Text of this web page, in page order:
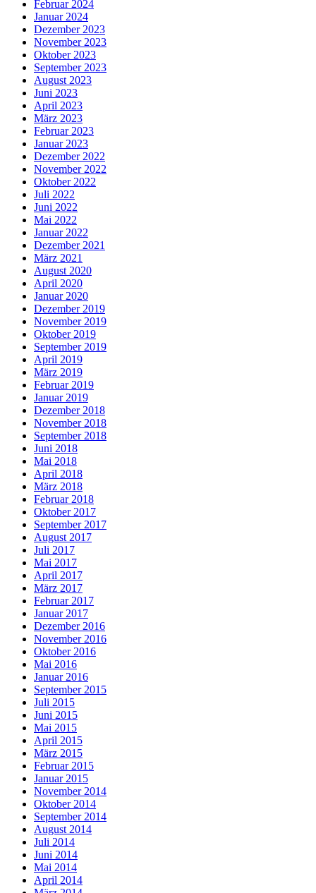
Februar 2024
Januar 2024
Dezember 2023
November 2023
Oktober 2023
September 2023
August 2023
Juni 2023
April 2023
März 2023
Februar 2023
Januar 2023
Dezember 2022
November 2022
Oktober 2022
Juli 2022
Juni 2022
Mai 2022
Januar 2022
Dezember 2021
März 2021
August 2020
April 2020
Januar 2020
Dezember 2019
November 2019
Oktober 2019
September 2019
April 2019
März 2019
Februar 2019
Januar 2019
Dezember 2018
November 2018
September 2018
Juni 2018
Mai 2018
April 2018
März 2018
Februar 2018
Oktober 2017
September 2017
August 2017
Juli 2017
Mai 2017
April 2017
März 2017
Februar 2017
Januar 2017
Dezember 2016
November 2016
Oktober 2016
Mai 2016
Januar 2016
September 2015
Juli 2015
Juni 2015
Mai 2015
April 2015
März 2015
Februar 2015
Januar 2015
November 2014
Oktober 2014
September 2014
August 2014
Juli 2014
Juni 2014
Mai 2014
April 2014